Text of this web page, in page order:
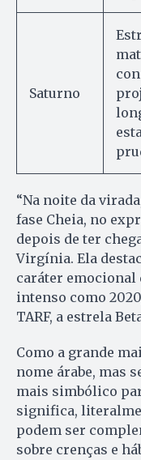
Saturno
“Na noite da
fase Cheia, no
depois de ter
Virgínia. Ela
caráter emocional
intenso como
TARF, a estrela
Como a grande
nome árabe, mas
mais simbólico
significa,
podem ser
sobre crenças e